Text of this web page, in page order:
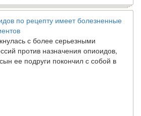
по рецепту имеет болезненные
с более серьезными
против назначения опиоидов,
ее подруги покончил с собой в